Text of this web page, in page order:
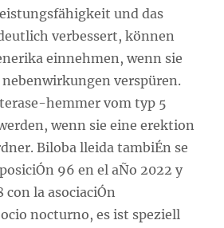
und das
verbessert, können
einnehmen, wenn sie
verspüren.
hemmer vom typ 5
wenn sie eine erektion
Biloba lleida tambiÉn se
96 en el aÑo 2022 y
con la asociaciÓn
nocturno, es ist speziell